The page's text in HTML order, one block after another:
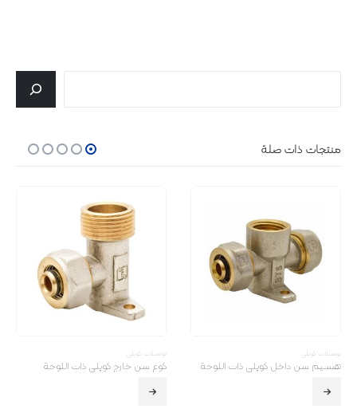
منتجات ذات صلة
توصیلات کوپلی
تقسـیم سن داخل کوپلی ذات اللوحة
توصیلات کوپلی
کوع سن خارج کوپلی ذات اللوحة